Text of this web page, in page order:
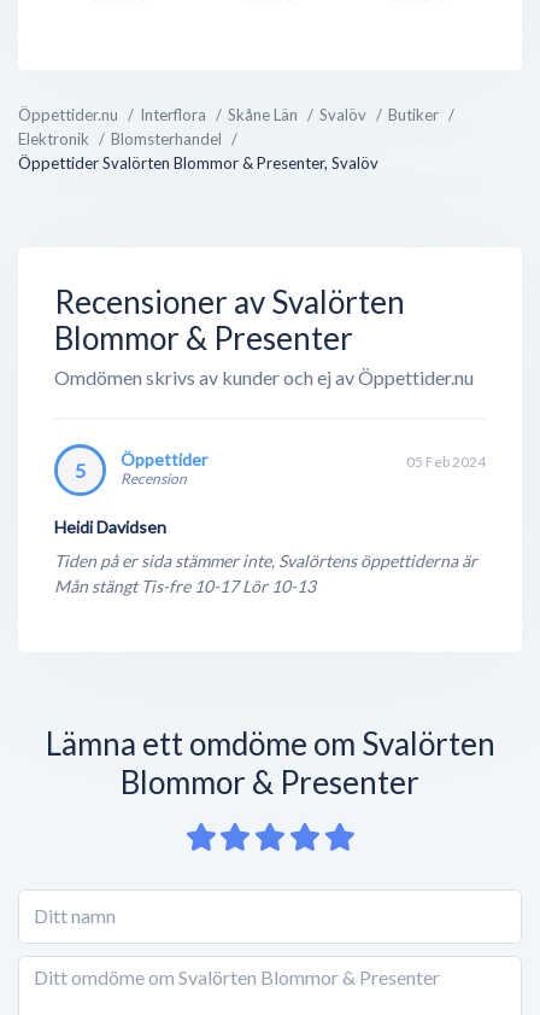
Öppettider.nu Interflora Skåne Län Svalöv
Butiker
Elektronik
Blomsterhandel
Öppettider Svalörten Blommor & Presenter, Svalöv
Recensioner av Svalörten
Blommor & Presenter
Omdömen skrivs av kunder och ej av Öppettider.nu
5 Öppettider
Recension
Heidi Davidsen
05 Feb 2024
Tiden på er sida stämmer inte, Svalörtens öppettiderna är
Mån stängt Tis-fre 10-17 Lör 10-13
Lämna ett omdöme om Svalörten
Blommor & Presenter